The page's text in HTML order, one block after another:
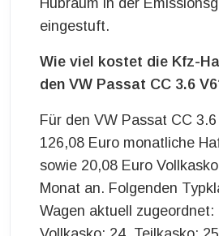
Hubraum in der
eingestuft.
Wie viel kostet die Kfz-
den VW Passat CC 3.6
Für den VW Passat CC
126,08 Euro monatliche
sowie 20,08 Euro
Monat an. Folgenden
Wagen aktuell